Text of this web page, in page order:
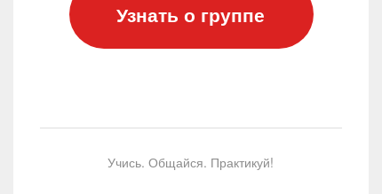
Узнать о группе
Учись. Общайся. Практикуй!